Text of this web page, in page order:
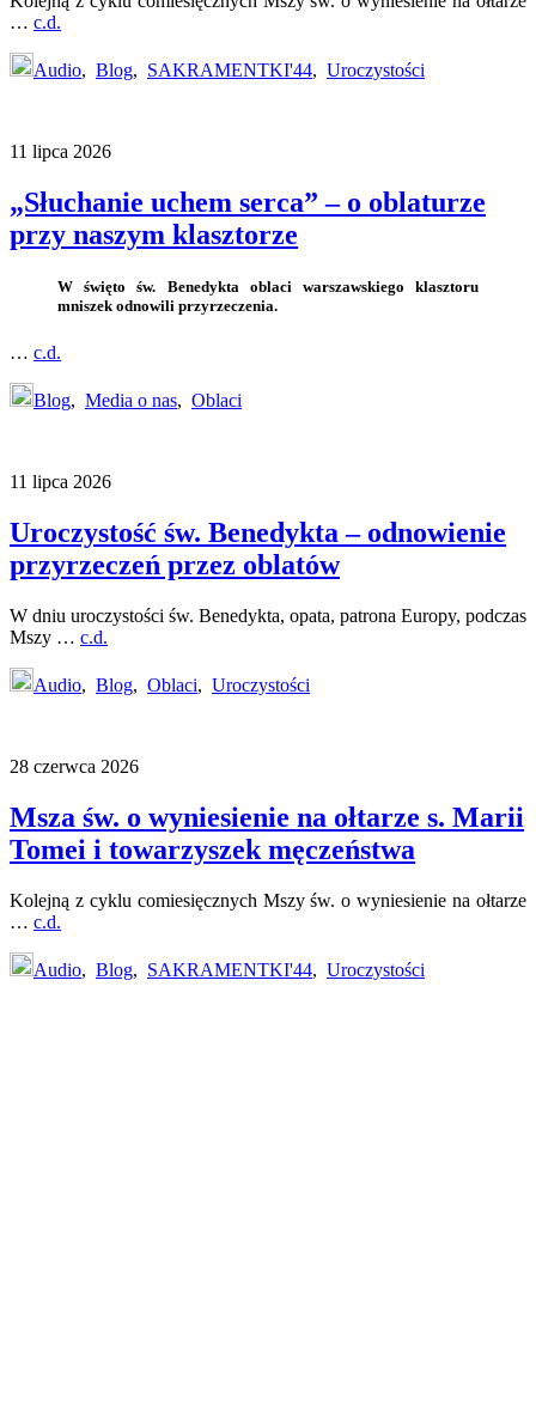
… c.d.
Audio, Blog, SAKRAMENTKI'44, Uroczystości
11 lipca 2026
„Słuchanie uchem serca” – o oblaturze
przy naszym klasztorze
W święto św. Benedykta oblaci warszawskiego klasztoru
mniszek odnowili przyrzeczenia.
… c.d.
Blog, Media o nas, Oblaci
11 lipca 2026
Uroczystość św. Benedykta – odnowienie
przyrzeczeń przez oblatów
W dniu uroczystości św. Benedykta, opata, patrona Europy, podczas
Mszy … c.d.
Audio, Blog, Oblaci, Uroczystości
28 czerwca 2026
Msza św. o wyniesienie na ołtarze s. Marii
Tomei i towarzyszek męczeństwa
Kolejną z cyklu comiesięcznych Mszy św. o wyniesienie na ołtarze
… c.d.
Audio, Blog, SAKRAMENTKI'44, Uroczystości